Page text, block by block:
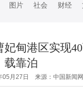
图片 社会 财经
甸港区实现
载靠泊
05月27日 来源：中国新闻网